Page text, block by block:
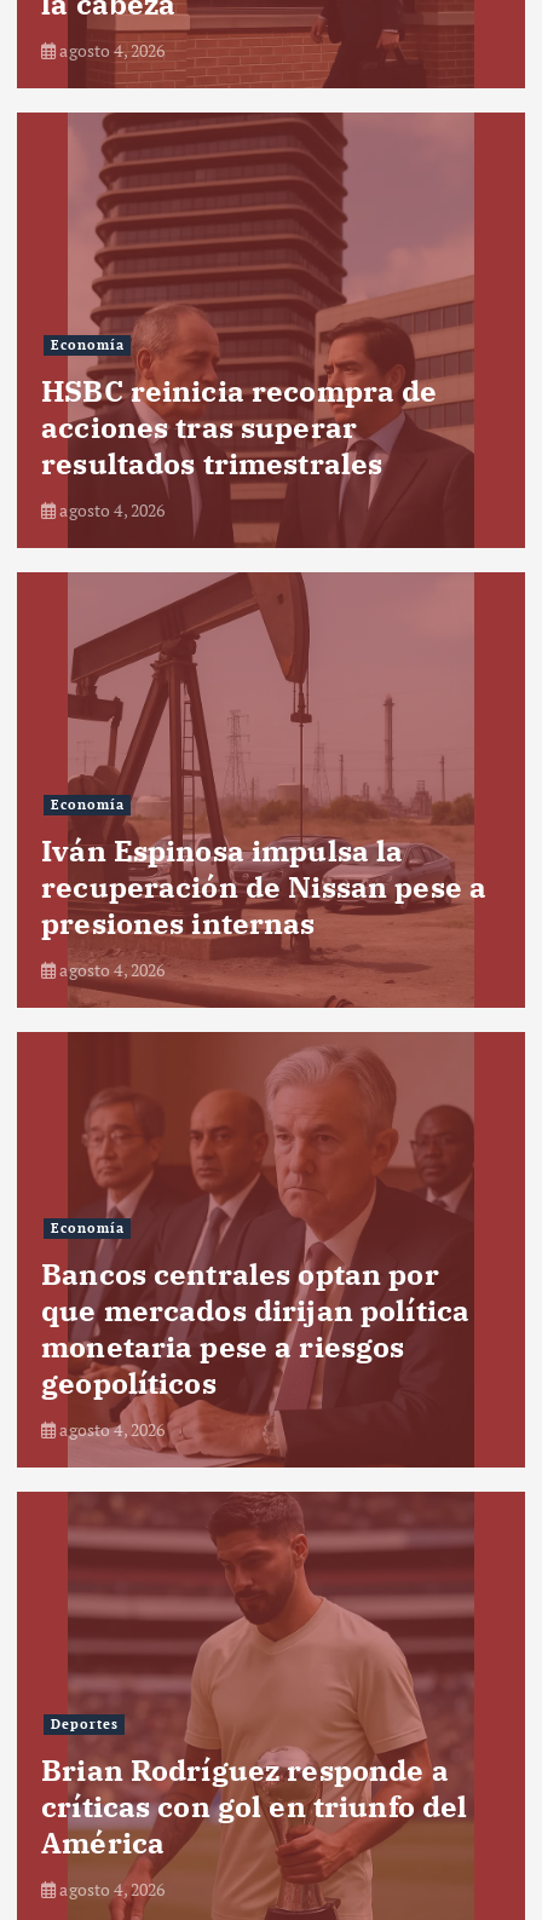
agosto 4, 2026
Economía
HSBC reinicia recompra de
acciones tras superar
resultados trimestrales
agosto 4, 2026
Economía
Iván Espinosa impulsa la
recuperación de Nissan pese a
presiones internas
agosto 4, 2026
Economía
Bancos centrales optan por
que mercados dirijan política
monetaria pese a riesgos
geopolíticos
agosto 4, 2026
Deportes
Brian Rodríguez responde a
críticas con gol en triunfo del
América
agosto 4, 2026